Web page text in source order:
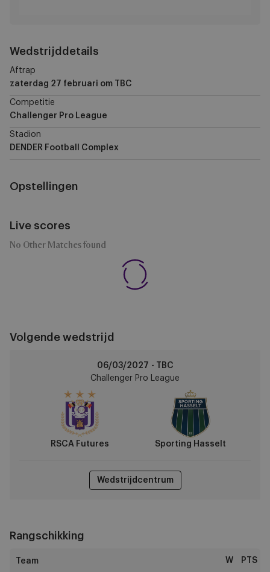
Wedstrijddetails
Aftrap
zaterdag 27 februari om TBC
Competitie
Challenger Pro League
Stadion
DENDER Football Complex
Opstellingen
Live scores
No Other Matches found
Volgende wedstrijd
06/03/2027 - TBC
Challenger Pro League
RSCA Futures Sporting Hasselt
Wedstrijdcentrum
Rangschikking
W PTS